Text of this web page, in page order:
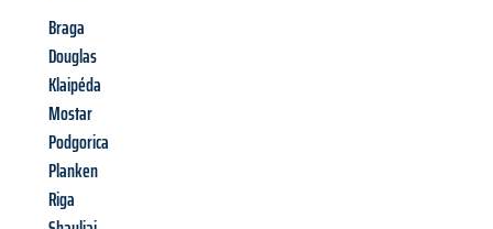
Braga
Douglas
Klaipéda
Mostar
Podgorica
Planken
Riga